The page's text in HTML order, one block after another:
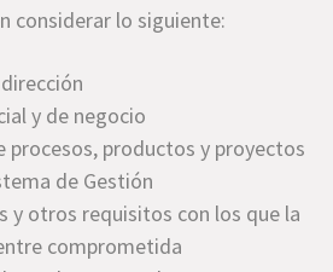
considerar lo siguiente:
y de negocio
procesos, productos y proyectos
de Gestión
y otros requisitos con los que la
comprometida